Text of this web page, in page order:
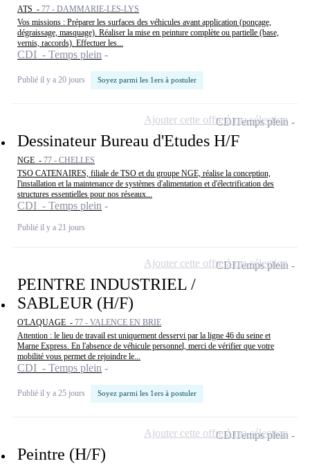
ATS - 77 - DAMMARIE-LES-LYS
Vos missions : Préparer les surfaces des véhicules avant application (ponçage,
dégraissage, masquage). Réaliser la mise en peinture complète ou partielle (base,
vernis, raccords). Effectuer les...
CDI - Temps plein
Publié il y a 20 jours Soyez parmi les 1ers à postuler
Dessinateur Bureau d'Etudes H/F
NGE - 77 - CHELLES
TSO CATENAIRES, filiale de TSO et du groupe NGE, réalise la conception,
l'installation et la maintenance de systèmes d'alimentation et d'électrification des
structures essentielles pour nos réseaux...
CDI - Temps plein
Publié il y a 21 jours
CDITemps plein
Ajouter cette offre à ma sélection
PEINTRE INDUSTRIEL /
SABLEUR (H/F)
O'LAQUAGE - 77 - VALENCE EN BRIE
Attention : le lieu de travail est uniquement desservi par la ligne 46 du seine et
Marne Express. En l'absence de véhicule personnel, merci de vérifier que votre
mobilité vous permet de rejoindre le...
CDI - Temps plein
Publié il y a 25 jours Soyez parmi les 1ers à postuler
CDITemps plein
Ajouter cette offre à ma sélection
Peintre (H/F)
CDITemps plein
Ajouter cette offre à ma sélection